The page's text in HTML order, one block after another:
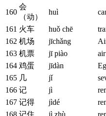
160
会
（动）
huì
161 火车 huǒ chē
162 机场 jīchǎng
163 机票 jī piào
164 鸡蛋 jīdàn
165 几 jǐ
166 记 jì
167 记得 jìdé
168 记住 jì zhù